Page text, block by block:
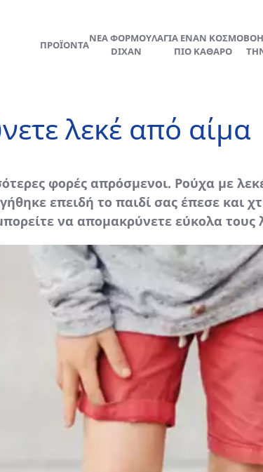
ΠΡΟΪΟΝΤΑ
ΝΕΑ ΦΟΡΜΟΥΛΑ
DIXAN
ΓΙΑ ΕΝΑΝ ΚΟΣΜΟ
ΠΙΟ ΚΑΘΑΡΟ
λεκέ από αίμα
φορές απρόσμενοι. Ρούχα με
επειδή το παιδί σας έπεσε και
να απομακρύνετε εύκολα τους